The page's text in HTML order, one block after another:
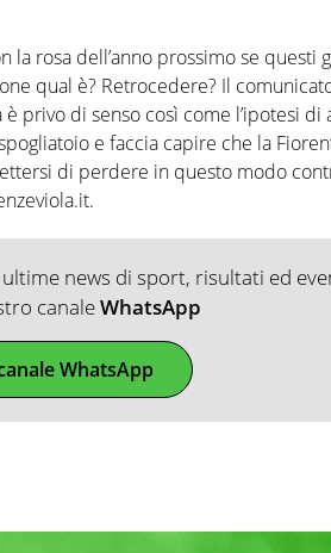
la rosa dell’anno prossimo se questi
qual è? Retrocedere? Il
privo di senso così come l’ipotesi di
e faccia capire che la
di perdere in questo modo
news di sport, risultati ed
canaleWhatsApp
WhatsApp